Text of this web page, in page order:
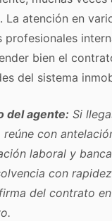
La atención en
profesionales
bien el
del sistema
del agente: Si
reúne con
laboral y
con
del contrato